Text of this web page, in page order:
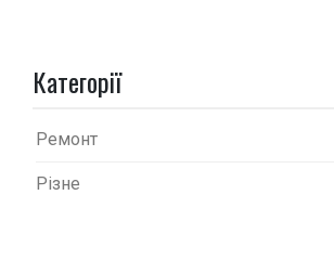
Категорії
Ремонт
Різне